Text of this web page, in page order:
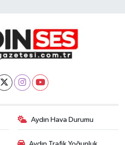
Aydın Hava Durumu